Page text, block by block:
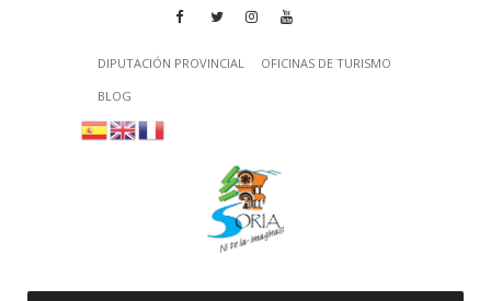
DIPUTACIÓN PROVINCIAL
OFICINAS DE TURISMO
BLOG